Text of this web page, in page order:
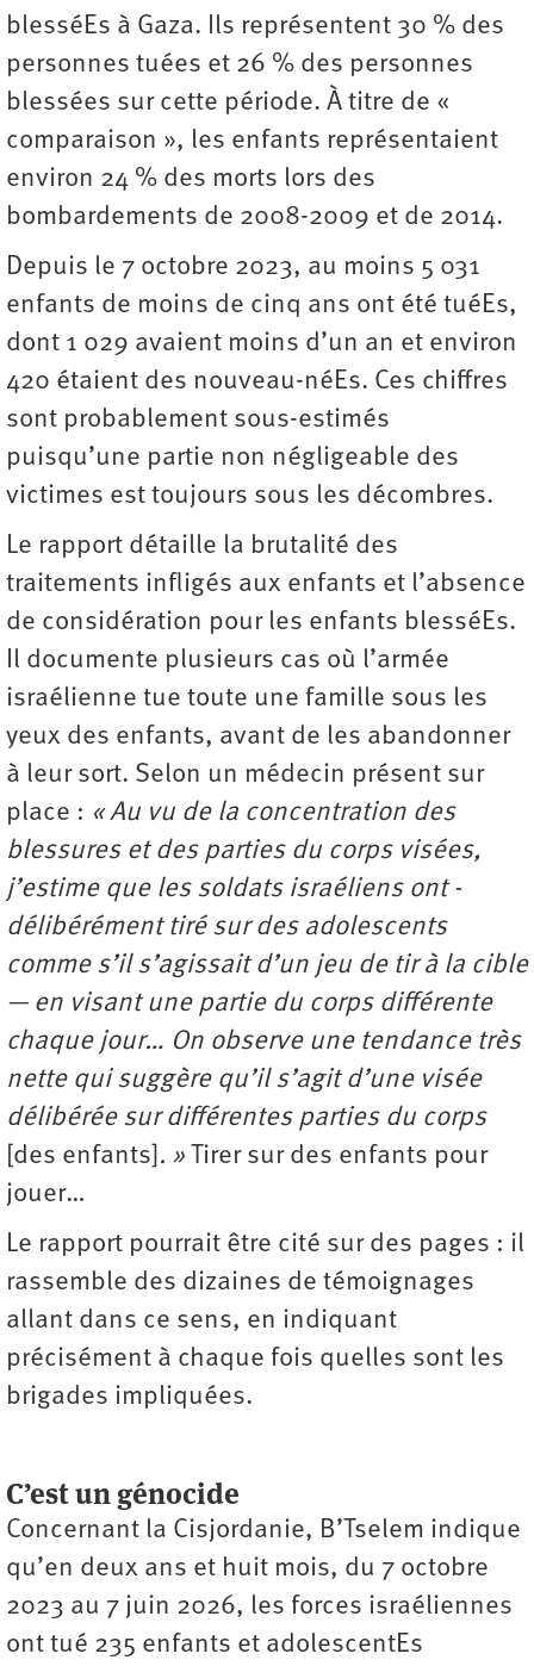
blesséEs à Gaza. Ils représentent 30 % des
personnes tuées et 26 % des personnes
blessées sur cette période. À titre de «
comparaison », les enfants représentaient
environ 24 % des morts lors des
bombardements de 2008-2009 et de 2014.
Depuis le 7 octobre 2023, au moins 5 031
enfants de moins de cinq ans ont été tuéEs,
dont 1 029 avaient moins d’un an et environ
420 étaient des nouveau-néEs. Ces chiffres
sont probablement sous-estimés
puisqu’une partie non négligeable des
victimes est toujours sous les décombres.
Le rapport détaille la brutalité des
traitements infligés aux enfants et l’absence
de considération pour les enfants blesséEs.
Il documente plusieurs cas où l’armée
israélienne tue toute une famille sous les
yeux des enfants, avant de les abandonner
à leur sort. Selon un médecin présent sur
place : « Au vu de la concentration des
blessures et des parties du corps visées,
j’estime que les soldats israéliens ont ­
délibérément tiré sur des adolescents
comme s’il s’agissait d’un jeu de tir à la cible
— en visant une partie du corps différente
chaque jour… On observe une tendance très
nette qui suggère qu’il s’agit d’une visée
délibérée sur différentes parties du corps
[des enfants] . » Tirer sur des enfants pour
jouer…
Le rapport pourrait être cité sur des pages : il
rassemble des dizaines de témoignages
allant dans ce sens, en indiquant
précisément à chaque fois quelles sont les
brigades impliquées.
C’est un génocide
Concernant la Cisjordanie, B’Tselem indique
qu’en deux ans et huit mois, du 7 octobre
2023 au 7 juin 2026, les forces israéliennes
ont tué 235 enfants et adolescentEs